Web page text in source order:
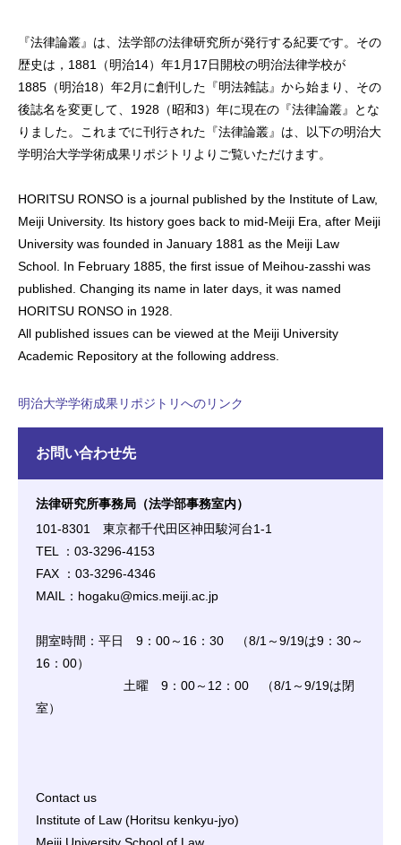
『法律論叢』は、法学部の法律研究所が発行する紀要です。その
歴史は，1881（明治14）年1月17日開校の明治法律学校が
1885（明治18）年2月に創刊した『明法雑誌』から始まり、その
後誌名を変更して、1928（昭和3）年に現在の『法律論叢』とな
りました。これまでに刊行された『法律論叢』は、以下の明治大
学明治大学学術成果リポジトリよりご覧いただけます。
HORITSU RONSO is a journal published by the Institute of Law,
Meiji University. Its history goes back to mid-Meiji Era, after Meiji
University was founded in January 1881 as the Meiji Law
School. In February 1885, the first issue of Meihou-zasshi was
published. Changing its name in later days, it was named
HORITSU RONSO in 1928.
All published issues can be viewed at the Meiji University
Academic Repository at the following address.
明治大学学術成果リポジトリへのリンク
お問い合わせ先
法律研究所事務局（法学部事務室内）
101-8301 東京都千代田区神田駿河台1-1
TEL ：03-3296-4153
FAX ：03-3296-4346
MAIL：hogaku@mics.meiji.ac.jp
開室時間：平日 9：00～16：30 （8/1～9/19は9：30～
16：00）
土曜 9：00～12：00 （8/1～9/19は閉
室）
Contact us
Institute of Law (Horitsu kenkyu-jyo)